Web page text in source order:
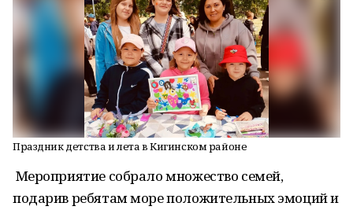
Праздник детства и лета в Кигинском районе
Мероприятие собрало множество семей,
подарив ребятам море положительных эмоций и